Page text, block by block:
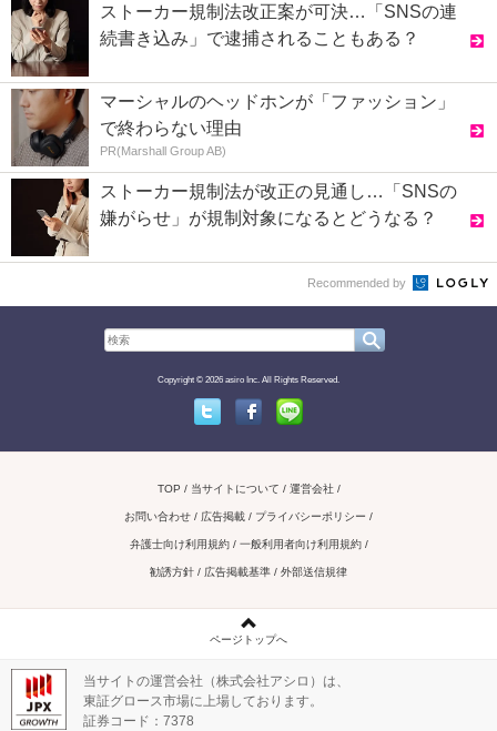
ストーカー規制法改正案が可決…「SNSの連
続書き込み」で逮捕されることもある？
マーシャルのヘッドホンが「ファッション」
で終わらない理由
PR(Marshall Group AB)
ストーカー規制法が改正の見通し…「SNSの
嫌がらせ」が規制対象になるとどうなる？
Recommended by
Copyright © 2026 asiro Inc. All Rights Reserved.
TOP 当サイトについて 運営会社
お問い合わせ / 広告掲載 プライバシーポリシー
弁護士向け利用規約 一般利用者向け利用規約
勧誘方針 広告掲載基準 外部送信規律
ページトップへ
当サイトの運営会社（株式会社アシロ）は、
東証グロース市場に上場しております。
証券コード：7378